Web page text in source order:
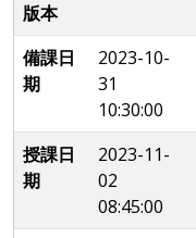
版本
備課日
期
2023-10-
31
10:30:00
授課日
期
2023-11-
02
08:45:00